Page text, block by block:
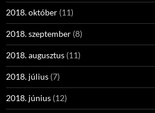
2018. október (11)
2018. szeptember (8)
2018. augusztus (11)
2018. július (7)
2018. június (12)